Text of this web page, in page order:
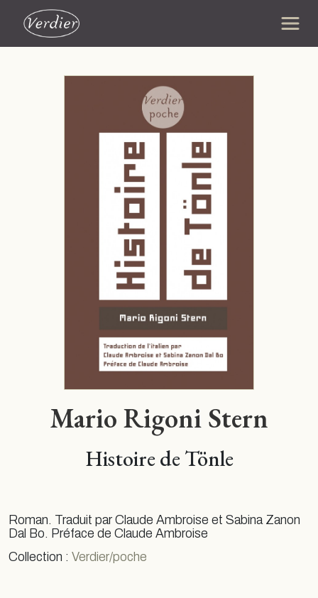
Mario Rigoni Stern
Histoire de Tönle
Roman. Traduit par Claude Ambroise et Sabina Zanon
Dal Bo. Préface de Claude Ambroise
Collection : Verdier/poche